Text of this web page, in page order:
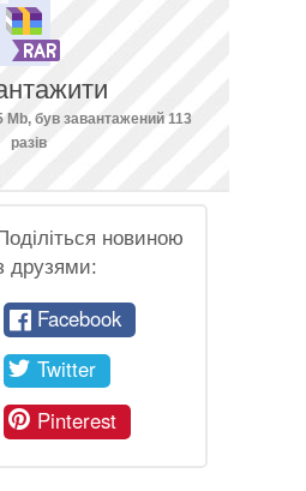
Mb, був завантажений 113
разів
новиною
друзями:
Facebook
Twitter
Pinterest